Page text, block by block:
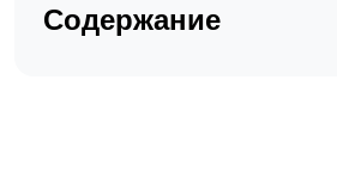
Содержание